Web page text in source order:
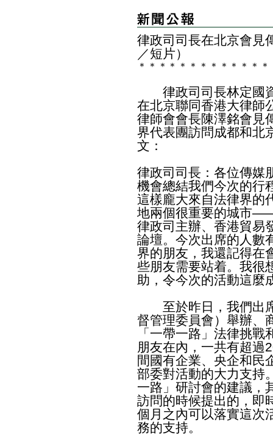
律政司司長在北京會見
／短片）
＊ ＊ ＊ ＊ ＊ ＊ ＊ ＊ ＊ ＊ ＊ ＊ ＊
律政司司長林定國資
在北京聯同香港大律師
律師會會長陳澤銘會見
界代表團訪問成都和北
文：
律政司司長：各位傳媒
機會總結我們今次的行
這樣龐大來自法律界的
地兩個很重要的城市
律政司主辦、香港貿易
論壇。今次出席的人數
界的朋友，我還記得在
些朋友需要站着。我很
助，令今次的活動這麼
至於昨日，我們出席
督管理委員會）舉辦、
「一帶一路」法律挑
朋友在內，一共有超過
間國有企業、央企和民
部委對活動的大力支持
一路」研討會的建議，
訪問的時候提出的，即
個月之內可以落實這次
務的支持。